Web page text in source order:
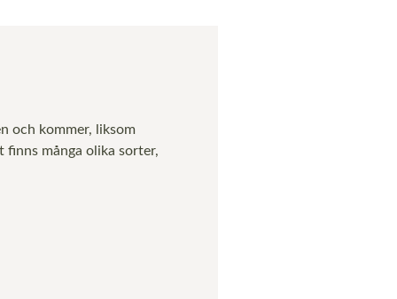
och kommer, liksom
finns många olika sorter,